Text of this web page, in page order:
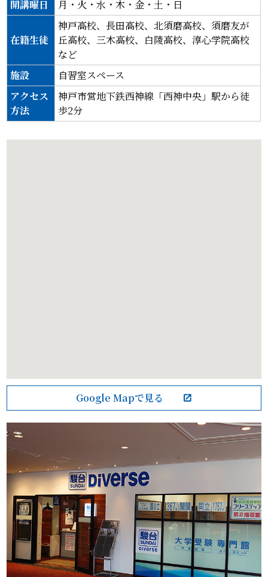
開講曜日 月・火・水・木・金・土・日
在籍生徒
神戸高校、長田高校、北須磨高校、須磨友が
丘高校、三木高校、白陵高校、淳心学院高校
など
施設
自習室スペース
アクセス
方法
神戸市営地下鉄西神線「西神中央」駅から徒
歩2分
Google Mapで見る